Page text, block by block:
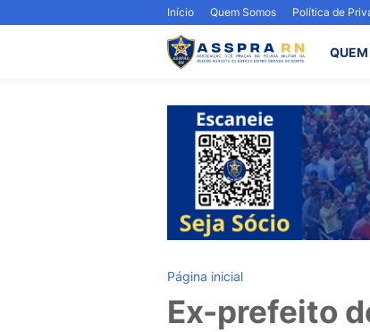
Início Quem Somos Política de
Página inicial
Ex-prefeito